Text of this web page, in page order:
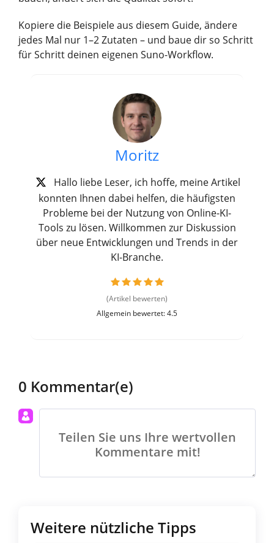
Kopiere die Beispiele aus diesem Guide, ändere
jedes Mal nur 1–2 Zutaten – und baue dir so Schritt
für Schritt deinen eigenen Suno-Workflow.
Moritz
Hallo liebe Leser, ich hoffe, meine Artikel
konnten Ihnen dabei helfen, die häufigsten
Probleme bei der Nutzung von Online-KI-
Tools zu lösen. Willkommen zur Diskussion
über neue Entwicklungen und Trends in der
KI-Branche.
(Artikel bewerten)
Allgemein bewertet: 4.5
0 Kommentar(e)
Teilen Sie uns Ihre wertvollen
Kommentare mit!
Weitere nützliche Tipps